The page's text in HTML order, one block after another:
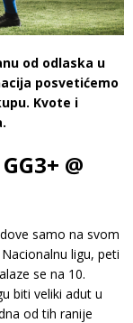
od odlaska u
posvetićemo
Kvote i
@
samo na svom
ligu, peti
se na 10.
biti veliki adut u
od tih ranije